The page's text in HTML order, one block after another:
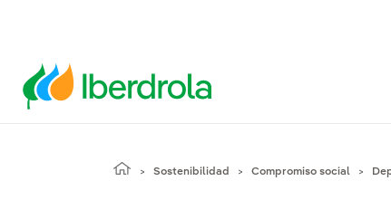
Sostenibilidad Compromiso social